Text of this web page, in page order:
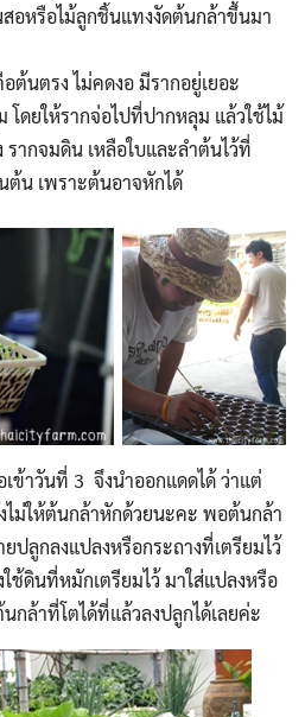
อหรือไม้ลูกชิ้นแทงงัดต้นกล้าขึ้นมา
ต้นตรง ไม่คดงอ มีรากอยู่เยอะ
โดยให้รากจ่อไปที่ปากหลุม แล้วใช้ไม้
รากจมดิน เหลือใบและลำต้นไว้ที่
ต้น เพราะต้นอาจหักได้
ข้าวันที่ 3 จึงนำออกแดดได้ ว่าแต่
ไม่ให้ต้นกล้าหักด้วยนะคะ พอต้นกล้า
ปลูกลงแปลงหรือกระถางที่เตรียมไว้
ใช้ดินที่หมักเตรียมไว้ มาใส่แปลงหรือ
กล้าที่โตได้ที่แล้วลงปลูกได้เลยค่ะ